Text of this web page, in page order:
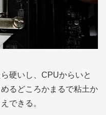
硬いし、CPUからいと
るどころかまるで粘土か
できる。